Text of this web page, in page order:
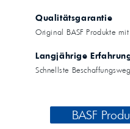
Qualitätsgarantie
Original BASF Produkte
Langjährige
Schnellste
BASF